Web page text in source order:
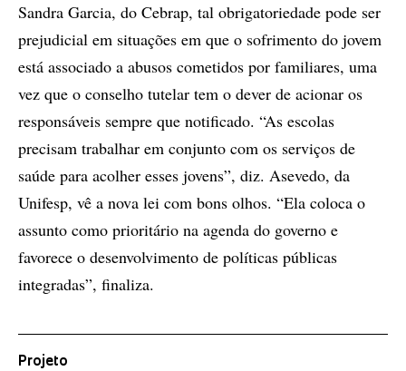
Sandra Garcia, do Cebrap, tal obrigatoriedade pode ser
prejudicial em situações em que o sofrimento do jovem
está associado a abusos cometidos por familiares, uma
vez que o conselho tutelar tem o dever de acionar os
responsáveis sempre que notificado. “As escolas
precisam trabalhar em conjunto com os serviços de
saúde para acolher esses jovens”, diz. Asevedo, da
Unifesp, vê a nova lei com bons olhos. “Ela coloca o
assunto como prioritário na agenda do governo e
favorece o desenvolvimento de políticas públicas
integradas”, finaliza.
Projeto